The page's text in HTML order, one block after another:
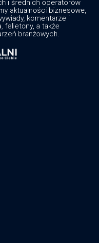
i średnich operatorów
aktualności biznesowe,
komentarze i
felietony, a także
branżowych.